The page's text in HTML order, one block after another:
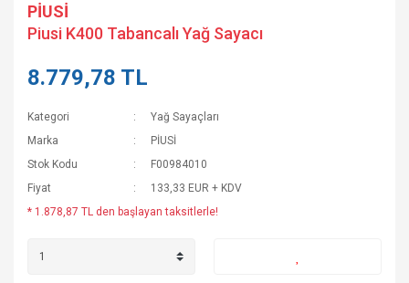
PİUSİ
Piusi K400 Tabancalı Yağ Sayacı
8.779,78 TL
Kategori
Yağ Sayaçları
Marka
PİUSİ
Stok Kodu
F00984010
Fiyat
133,33 EUR + KDV
* 1.878,87 TL den başlayan taksitlerle!